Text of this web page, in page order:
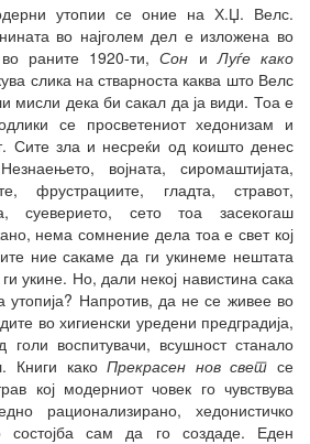
утопии се оние на Х.Џ. Велс.
во најголем дел е изложена во
раните 1920-ти,Сон и Луѓе како
слика на стварноста каква што Велс
мисли дека би сакал да ја види. Тоа е
се просветениот хедонизам и
Сите зла и несреќи од коишто денес
војната, сиромаштијата,
фрустрациите, гладта, стравот,
суеверието, сето тоа засекогаш
нема сомнение дела тоа е свет кој
ние сакаме да ги укинеме нештата
укине. Но, дали некој навистина сака
утопија? Напротив, да не се живее во
во хигиенски уредени предградија,
голи воспитувачи, всушност станало
Книги какоПрекрасен нов свет се
кој модерниот човек го чувствува
рационализирано, хедонистичко
сам да го создаде. Еден